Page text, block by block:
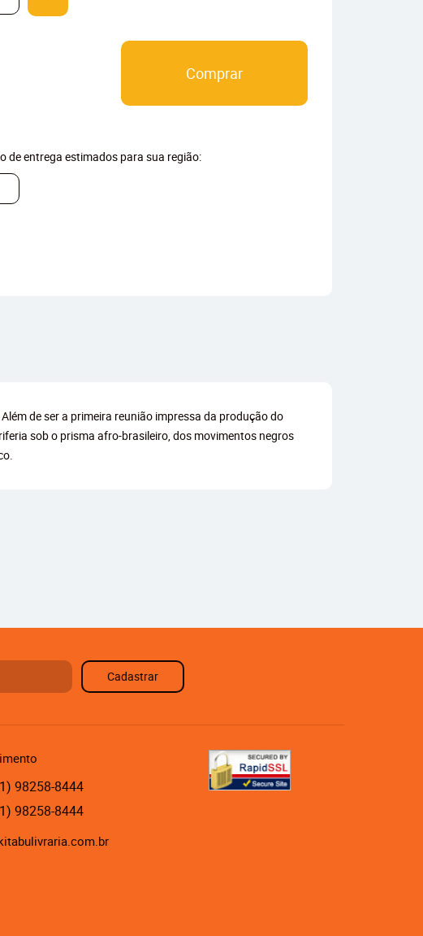
Comprar
de entrega estimados para sua região:
de ser a primeira reunião impressa da produção do
sob o prisma afro-brasileiro, dos movimentos negros
Cadastrar
98258-8444
98258-8444